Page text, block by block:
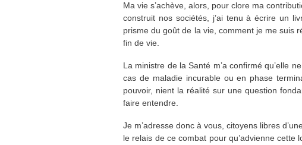
Ma vie s’achève, alors, pour clore ma
construit nos sociétés, j’ai tenu à écrire un
prisme du goût de la vie, comment je me suis
fin de vie.
La ministre de la Santé m’a confirmé qu’elle
cas de maladie incurable ou en phase
pouvoir, nient la réalité sur une question
faire entendre.
Je m’adresse donc à vous, citoyens libres
le relais de ce combat pour qu’advienne